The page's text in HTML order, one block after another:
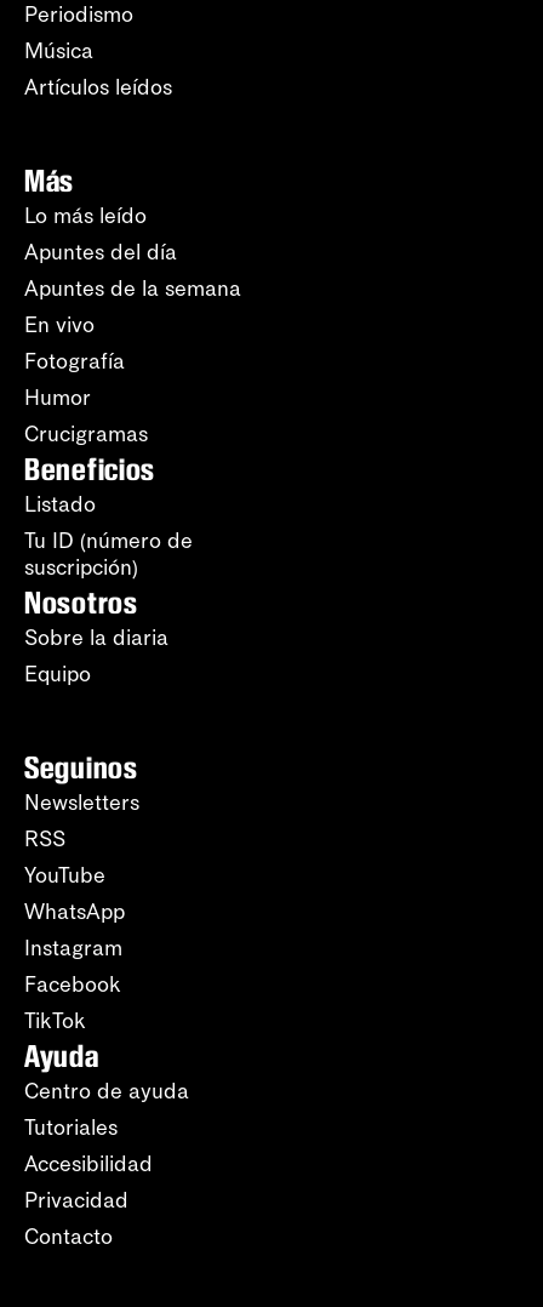
Periodismo
Música
Artículos leídos
Más
Lo más leído
Apuntes del día
Apuntes de la semana
En vivo
Fotografía
Humor
Crucigramas
Beneficios
Listado
Tu ID (número de
suscripción)
Nosotros
Sobre la diaria
Equipo
Seguinos
Newsletters
RSS
YouTube
WhatsApp
Instagram
Facebook
TikTok
Ayuda
Centro de ayuda
Tutoriales
Accesibilidad
Privacidad
Contacto